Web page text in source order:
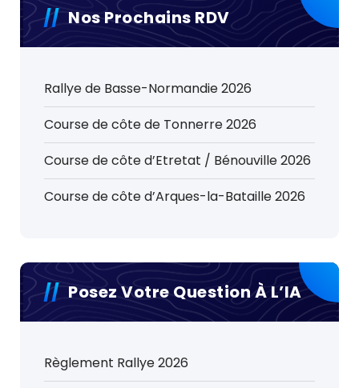
Nos Prochains RDV
Rallye de Basse-Normandie 2026
Course de côte de Tonnerre 2026
Course de côte d’Etretat / Bénouville 2026
Course de côte d’Arques-la-Bataille 2026
Posez Votre Question À L’IA
Règlement Rallye 2026